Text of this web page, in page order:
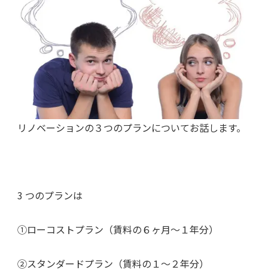
リノベーションの３つのプランについてお話します。
3 つのプランは
①ローコストプラン（賃料の６ヶ月～１年分）
②スタンダードプラン（賃料の１～２年分）